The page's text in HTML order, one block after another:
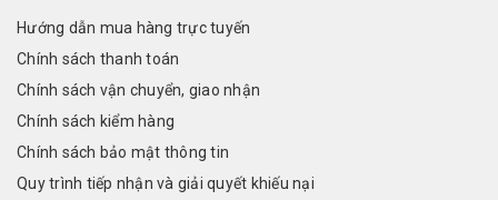
Hướng dẫn mua hàng trực tuyến
Chính sách thanh toán
Chính sách vận chuyển, giao nhận
Chính sách kiểm hàng
Chính sách bảo mật thông tin
Quy trình tiếp nhận và giải quyết khiếu nại